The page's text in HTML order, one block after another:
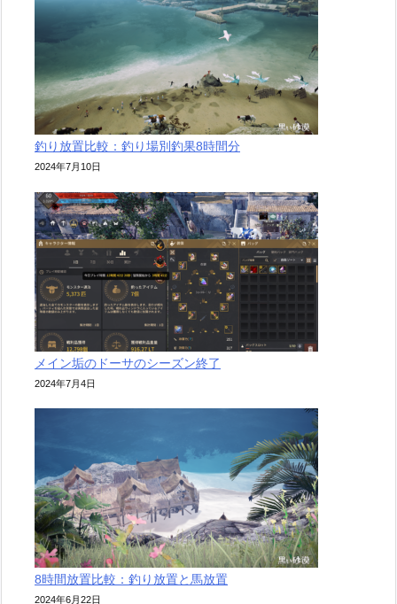
釣り放置比較：釣り場別釣果8時間分
2024年7月10日
メイン垢のドーサのシーズン終了
2024年7月4日
8時間放置比較：釣り放置と馬放置
2024年6月22日